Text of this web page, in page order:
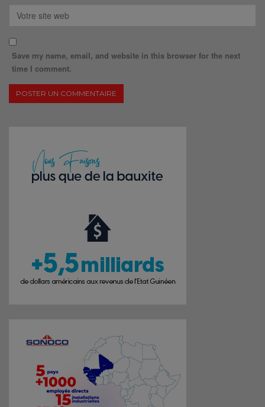
Save my name, email, and website in this browser for the next
time I comment.